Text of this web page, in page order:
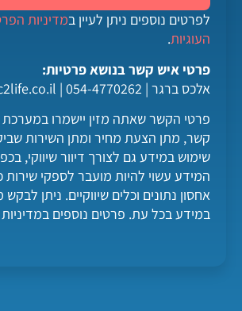
לפרטים נוספים ניתן לעיין במדיניות
העוגיות.
פרטי איש קשר בנושא פרטיות:
אלכס ברגר | 054-4770262 |
פרטי הקשר שאתה מזין יישמרו במערכת
קשר, מתן הצעת מחיר ומתן השירות
שימוש במידע גם לצורך דיוור שיווקי,
המידע עשוי להיות מועבר לספקי שירות
אחסון נתונים וכלים שיווקיים. ניתן לבקש
במידע בכל עת. פרטים נוספים